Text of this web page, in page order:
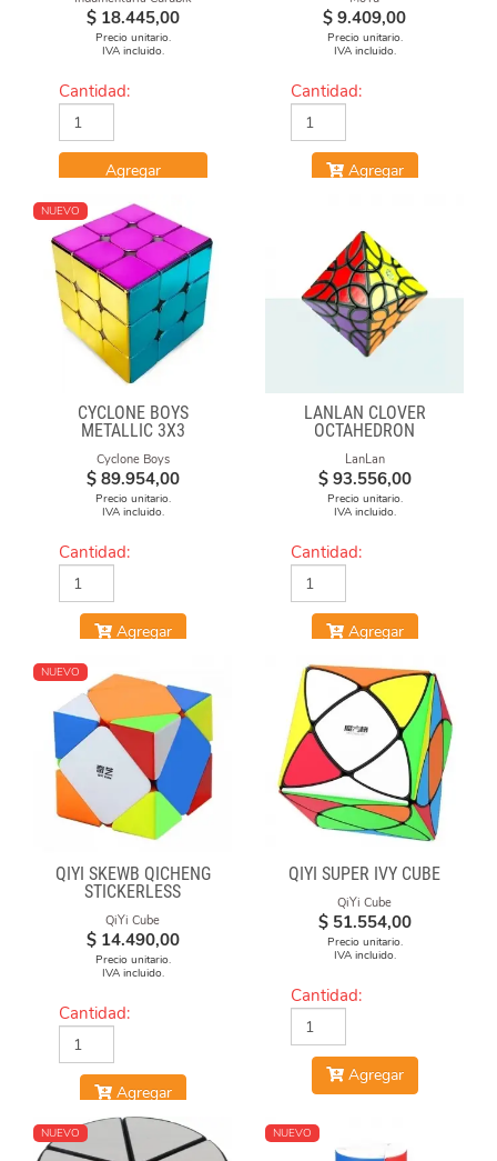
$ 18.445,00
Precio unitario.
IVA incluido.
Cantidad:
Agregar
$ 9.409,00
Precio unitario.
IVA incluido.
Cantidad:
Agregar
NUEVO
CYCLONE BOYS
METALLIC 3X3
MAGNETICO MACARON
Cyclone Boys
$ 89.954,00
Precio unitario.
IVA incluido.
Cantidad:
Agregar
LANLAN CLOVER
OCTAHEDRON
LanLan
$ 93.556,00
Precio unitario.
IVA incluido.
Cantidad:
Agregar
NUEVO
QIYI SKEWB QICHENG
STICKERLESS
QiYi Cube
$ 14.490,00
Precio unitario.
IVA incluido.
Cantidad:
Agregar
QIYI SUPER IVY CUBE
QiYi Cube
$ 51.554,00
Precio unitario.
IVA incluido.
Cantidad:
Agregar
NUEVO NUEVO